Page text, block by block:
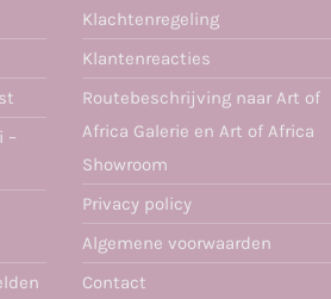
–
Klachtenregeling
Klantenreacties
Routebeschrijving naar Art of
Africa Galerie en Art of Africa
Showroom
Privacy policy
Algemene voorwaarden
Contact